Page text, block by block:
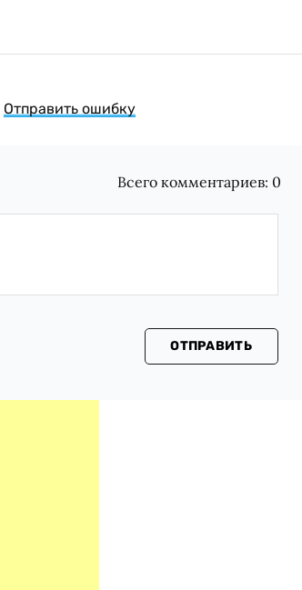
Отправить ошибку
Всего комментариев: 0
ОТПРАВИТЬ